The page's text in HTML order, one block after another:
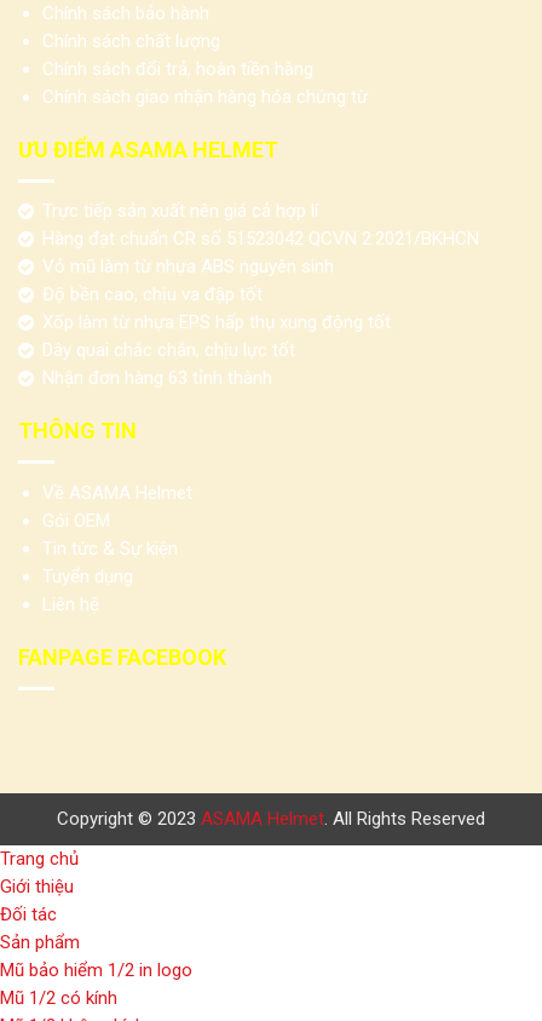
Chính sách bảo hành
Chính sách chất lượng
Chính sách đổi trả, hoàn tiền hàng
Chính sách giao nhận hàng hóa chứng từ
ƯU ĐIỂM ASAMA HELMET
Trực tiếp sản xuất nên giá cả hợp lí
Hàng đạt chuẩn CR số 51523042 QCVN 2:2021/BKHCN
Vỏ mũ làm từ nhựa ABS nguyên sinh
Độ bền cao, chịu va đập tốt
Xốp làm từ nhựa EPS hấp thụ xung động tốt
Dây quai chắc chắn, chịu lực tốt
Nhận đơn hàng 63 tỉnh thành
THÔNG TIN
Về ASAMA Helmet
Gói OEM
Tin tức & Sự kiện
Tuyển dụng
Liên hệ
FANPAGE FACEBOOK
Copyright © 2023 ASAMA Helmet. All Rights Reserved
Trang chủ
Giới thiệu
Đối tác
Sản phẩm
Mũ bảo hiểm 1/2 in logo
Mũ 1/2 có kính